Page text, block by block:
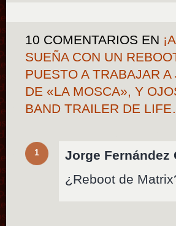
10 COMENTARIOS EN
SUEÑA CON UN
PUESTO A TRABAJAR
DE «LA MOSCA», Y
BAND TRAILER DE
1 Jorge Fernández
¿Reboot de